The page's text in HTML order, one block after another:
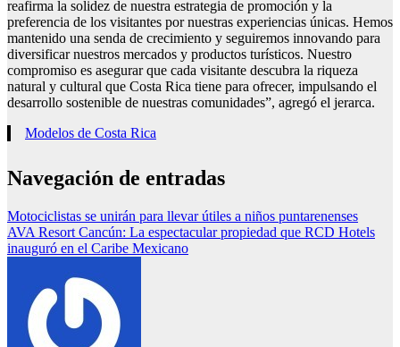
reafirma la solidez de nuestra estrategia de promoción y la
preferencia de los visitantes por nuestras experiencias únicas. Hemos
mantenido una senda de crecimiento y seguiremos innovando para
diversificar nuestros mercados y productos turísticos. Nuestro
compromiso es asegurar que cada visitante descubra la riqueza
natural y cultural que Costa Rica tiene para ofrecer, impulsando el
desarrollo sostenible de nuestras comunidades”, agregó el jerarca.
Modelos de Costa Rica
Navegación de entradas
Motociclistas se unirán para llevar útiles a niños puntarenenses
AVA Resort Cancún: La espectacular propiedad que RCD Hotels
inauguró en el Caribe Mexicano